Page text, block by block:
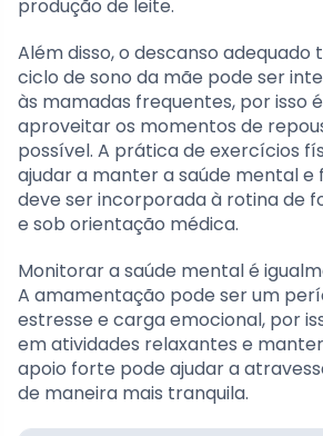
produção de leite.
Além disso, o descanso adequado
ciclo de sono da mãe pode ser
às mamadas frequentes, por isso
aproveitar os momentos de
possível. A prática de exercícios
ajudar a manter a saúde mental e
deve ser incorporada à rotina de
e sob orientação médica.
Monitorar a saúde mental é
A amamentação pode ser um
estresse e carga emocional, por
em atividades relaxantes e
apoio forte pode ajudar a
de maneira mais tranquila.